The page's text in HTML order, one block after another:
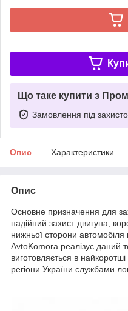
Що таке купити з
Замовлення під
Опис Характеристики
Опис
Основне призначення для
надійний захист двигуна,
нижньої сторони автомобіля
AvtoKomora реалізує даний
виготовляється в найкоротші
регіони України службами